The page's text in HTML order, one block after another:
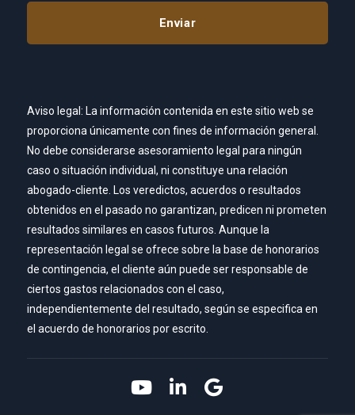
Aviso legal: La información contenida en este sitio web se
proporciona únicamente con fines de información general.
No debe considerarse asesoramiento legal para ningún
caso o situación individual, ni constituye una relación
abogado-cliente. Los veredictos, acuerdos o resultados
obtenidos en el pasado no garantizan, predicen ni prometen
resultados similares en casos futuros. Aunque la
representación legal se ofrece sobre la base de honorarios
de contingencia, el cliente aún puede ser responsable de
ciertos gastos relacionados con el caso,
independientemente del resultado, según se especifica en
el acuerdo de honorarios por escrito.
Link to YouTube
Link to LinkedIn
Link to Google